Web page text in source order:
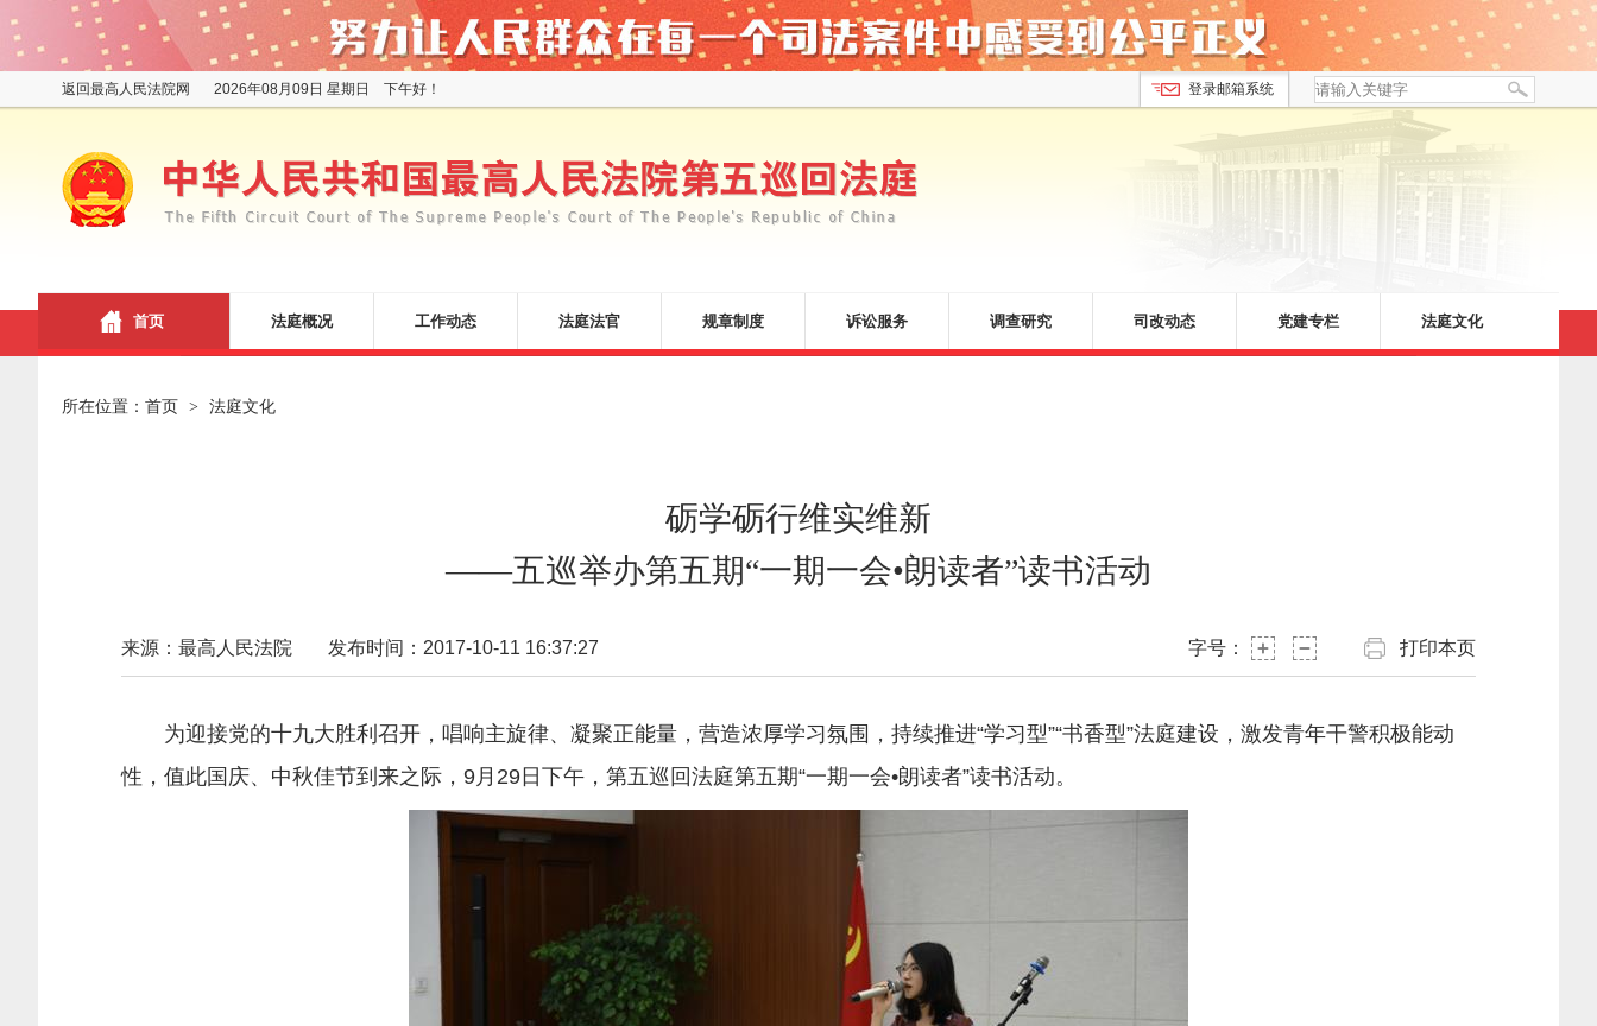
返回最高人民法院网 2026年08月09日 星期日 下午好！ 登录邮箱系统
首页 法庭概况 工作动态 法庭法官 规章制度 诉讼服务 调查研究 司改动态 党建专栏 法庭文化
所在位置： 首页 > 法庭文化
砺学砺行维实维新
——五巡举办第五期“一期一会•朗读者”读书活动
来源：最高人民法院 发布时间：2017-10-11 16:37:27 字号： 打印本页
为迎接党的十九大胜利召开，唱响主旋律、凝聚正能量，营造浓厚学习氛围，持续推进“学习型”“书香型”法庭建设，激发青年干警积极能动
性，值此国庆、中秋佳节到来之际，9月29日下午，第五巡回法庭第五期“一期一会•朗读者”读书活动。